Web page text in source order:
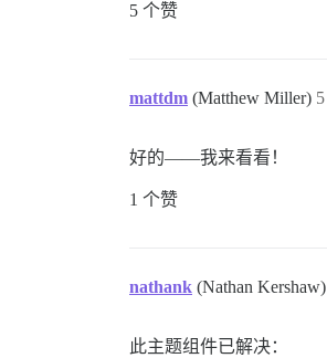
5 个赞
mattdm (Matthew Miller) 5
好的——我来看看！
1 个赞
nathank (Nathan Kershaw)
此主题组件已解决：